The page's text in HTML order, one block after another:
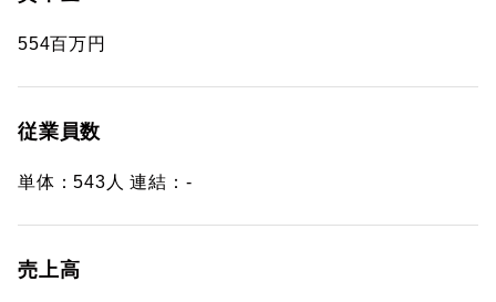
554百万円
従業員数
単体：543人 連結：-
売上高